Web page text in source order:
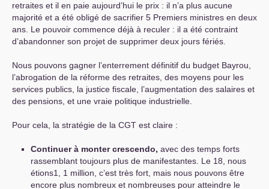
retraites et il en paie aujourd’hui le prix : il n’a plus aucune
majorité et a été obligé de sacrifier 5 Premiers ministres en deux
ans. Le pouvoir commence déjà à reculer : il a été contraint
d’abandonner son projet de supprimer deux jours fériés.
Nous pouvons gagner l’enterrement définitif du budget Bayrou,
l’abrogation de la réforme des retraites, des moyens pour les
services publics, la justice fiscale, l’augmentation des salaires et
des pensions, et une vraie politique industrielle.
Pour cela, la stratégie de la CGT est claire :
Continuer à monter crescendo, avec des temps forts
rassemblant toujours plus de manifestantes. Le 18, nous
étions1, 1 million, c’est très fort, mais nous pouvons être
encore plus nombreux et nombreuses pour atteindre le